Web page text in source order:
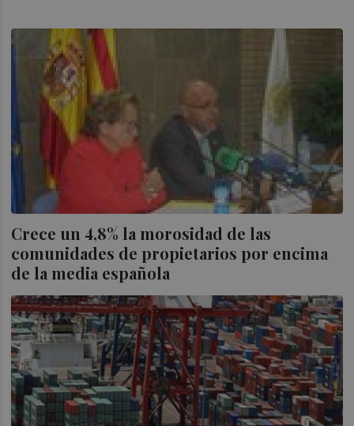
Crece un 4,8% la morosidad de las
comunidades de propietarios por encima
de la media española